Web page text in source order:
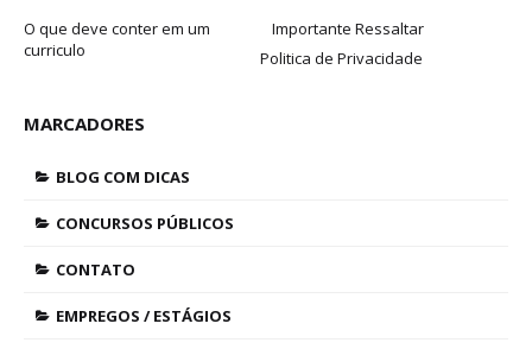
O que deve conter em um
curriculo
Importante Ressaltar
Politica de Privacidade
MARCADORES
BLOG COM DICAS
CONCURSOS PÚBLICOS
CONTATO
EMPREGOS / ESTÁGIOS